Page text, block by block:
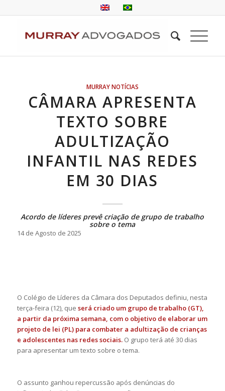
MURRAY NOTÍCIAS
CÂMARA APRESENTA
TEXTO SOBRE
ADULTIZAÇÃO
INFANTIL NAS REDES
EM 30 DIAS
Acordo de líderes prevê criação de grupo de trabalho
sobre o tema
14 de Agosto de 2025
O Colégio de Líderes da Câmara dos Deputados definiu, nesta
terça-feira (12), que será criado um grupo de trabalho (GT),
a partir da próxima semana, com o objetivo de elaborar um
projeto de lei (PL) para combater a adultização de crianças
e adolescentes nas redes sociais.O grupo terá até 30 dias
para apresentar um texto sobre o tema.
O assunto ganhou repercussão após denúncias do